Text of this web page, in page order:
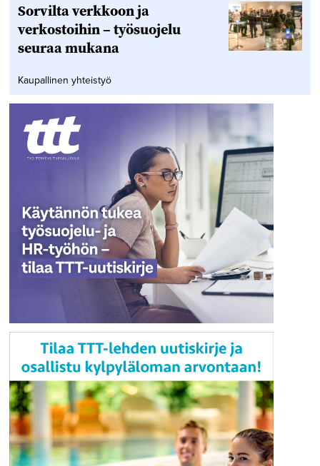
Sorvilta verkkoon ja
verkostoihin – työsuojelu
seuraa mukana
Kaupallinen yhteistyö